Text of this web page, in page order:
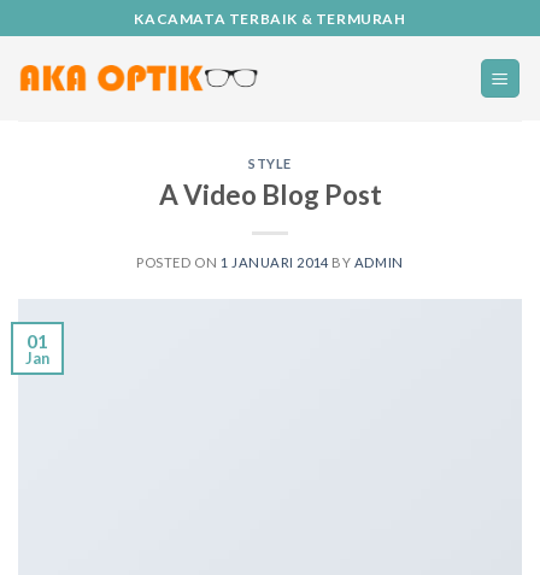
to
content
KACAMATA TERBAIK & TERMURAH
STYLE
A Video Blog Post
POSTED ON 1 JANUARI 2014 BY ADMIN
01
Jan